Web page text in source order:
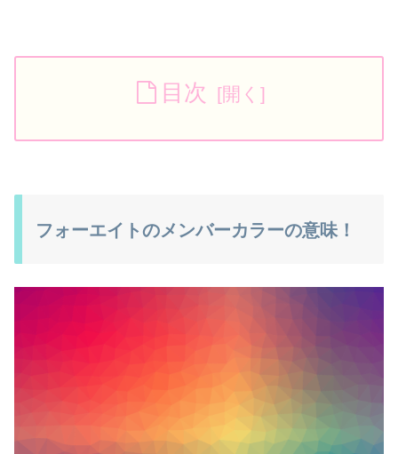
目次
フォーエイトのメンバーカラーの意味！